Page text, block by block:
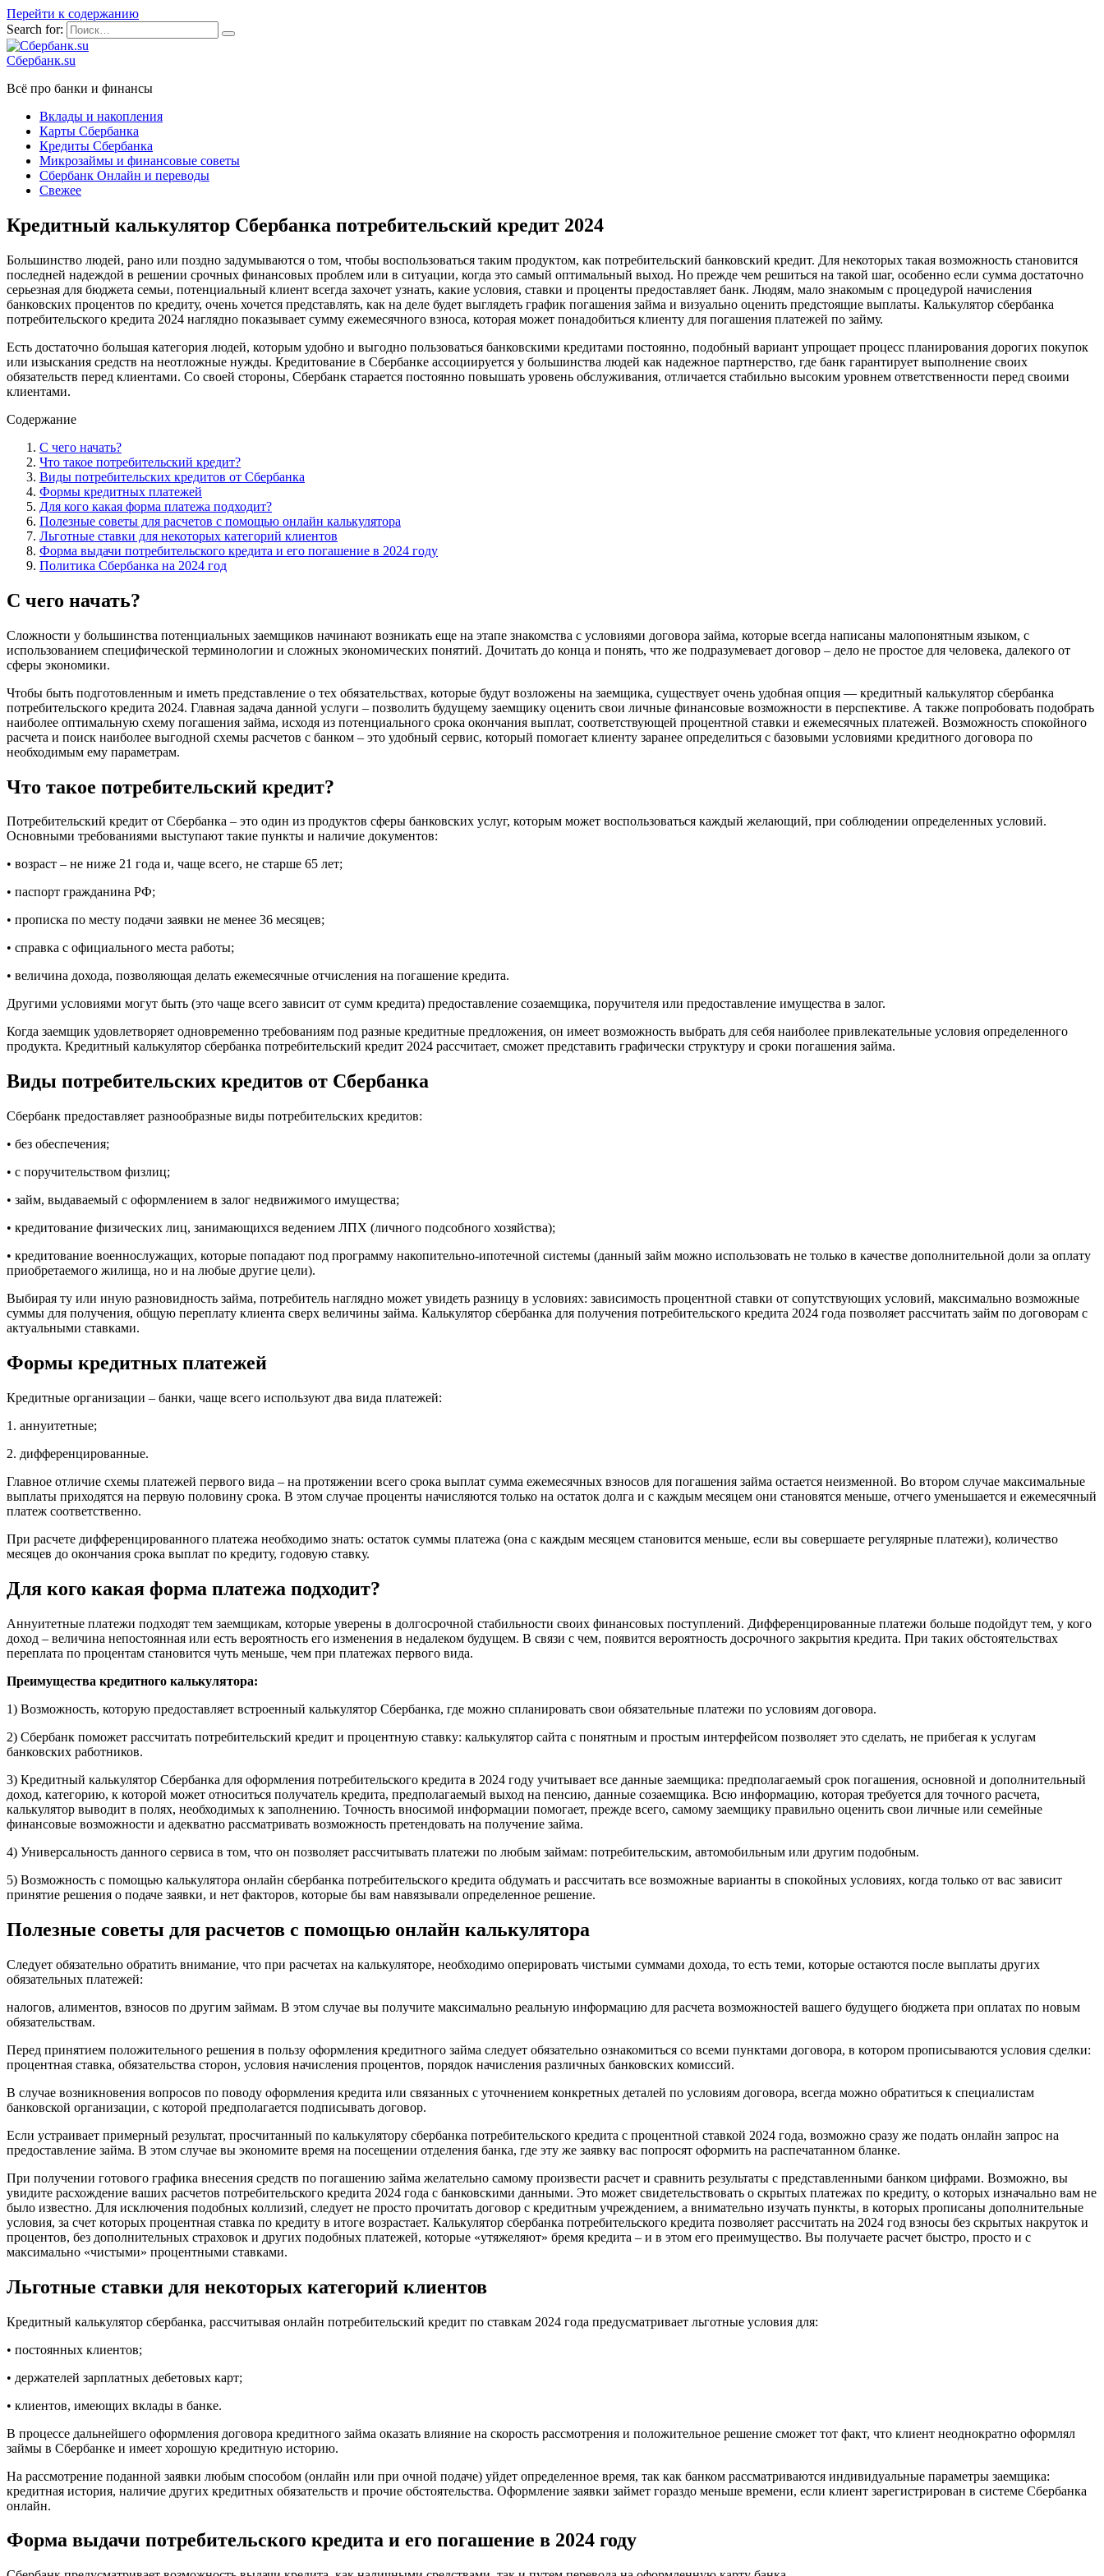
Перейти к содержанию
Search for:
Сбербанк.su
Всё про банки и финансы
Вклады и накопления
Карты Сбербанка
Кредиты Сбербанка
Микрозаймы и финансовые советы
Сбербанк Онлайн и переводы
Свежее
Кредитный калькулятор Сбербанка потребительский кредит 2024
Большинство людей, рано или поздно задумываются о том, чтобы воспользоваться таким продуктом, как потребительский банковский кредит. Для некоторых такая возможность становится
последней надеждой в решении срочных финансовых проблем или в ситуации, когда это самый оптимальный выход. Но прежде чем решиться на такой шаг, особенно если сумма достаточно
серьезная для бюджета семьи, потенциальный клиент всегда захочет узнать, какие условия, ставки и проценты предоставляет банк. Людям, мало знакомым с процедурой начисления
банковских процентов по кредиту, очень хочется представлять, как на деле будет выглядеть график погашения займа и визуально оценить предстоящие выплаты. Калькулятор сбербанка
потребительского кредита 2024 наглядно показывает сумму ежемесячного взноса, которая может понадобиться клиенту для погашения платежей по займу.
Есть достаточно большая категория людей, которым удобно и выгодно пользоваться банковскими кредитами постоянно, подобный вариант упрощает процесс планирования дорогих покупок
или изыскания средств на неотложные нужды. Кредитование в Сбербанке ассоциируется у большинства людей как надежное партнерство, где банк гарантирует выполнение своих
обязательств перед клиентами. Со своей стороны, Сбербанк старается постоянно повышать уровень обслуживания, отличается стабильно высоким уровнем ответственности перед своими
клиентами.
Содержание
С чего начать?
Что такое потребительский кредит?
Виды потребительских кредитов от Сбербанка
Формы кредитных платежей
Для кого какая форма платежа подходит?
Полезные советы для расчетов с помощью онлайн калькулятора
Льготные ставки для некоторых категорий клиентов
Форма выдачи потребительского кредита и его погашение в 2024 году
Политика Сбербанка на 2024 год
С чего начать?
Сложности у большинства потенциальных заемщиков начинают возникать еще на этапе знакомства с условиями договора займа, которые всегда написаны малопонятным языком, с
использованием специфической терминологии и сложных экономических понятий. Дочитать до конца и понять, что же подразумевает договор – дело не простое для человека, далекого от
сферы экономики.
Чтобы быть подготовленным и иметь представление о тех обязательствах, которые будут возложены на заемщика, существует очень удобная опция — кредитный калькулятор сбербанка
потребительского кредита 2024. Главная задача данной услуги – позволить будущему заемщику оценить свои личные финансовые возможности в перспективе. А также попробовать подобрать
наиболее оптимальную схему погашения займа, исходя из потенциального срока окончания выплат, соответствующей процентной ставки и ежемесячных платежей. Возможность спокойного
расчета и поиск наиболее выгодной схемы расчетов с банком – это удобный сервис, который помогает клиенту заранее определиться с базовыми условиями кредитного договора по
необходимым ему параметрам.
Что такое потребительский кредит?
Потребительский кредит от Сбербанка – это один из продуктов сферы банковских услуг, которым может воспользоваться каждый желающий, при соблюдении определенных условий.
Основными требованиями выступают такие пункты и наличие документов:
• возраст – не ниже 21 года и, чаще всего, не старше 65 лет;
• паспорт гражданина РФ;
• прописка по месту подачи заявки не менее 36 месяцев;
• справка с официального места работы;
• величина дохода, позволяющая делать ежемесячные отчисления на погашение кредита.
Другими условиями могут быть (это чаще всего зависит от сумм кредита) предоставление созаемщика, поручителя или предоставление имущества в залог.
Когда заемщик удовлетворяет одновременно требованиям под разные кредитные предложения, он имеет возможность выбрать для себя наиболее привлекательные условия определенного
продукта. Кредитный калькулятор сбербанка потребительский кредит 2024 рассчитает, сможет представить графически структуру и сроки погашения займа.
Виды потребительских кредитов от Сбербанка
Сбербанк предоставляет разнообразные виды потребительских кредитов:
• без обеспечения;
• с поручительством физлиц;
• займ, выдаваемый с оформлением в залог недвижимого имущества;
• кредитование физических лиц, занимающихся ведением ЛПХ (личного подсобного хозяйства);
• кредитование военнослужащих, которые попадают под программу накопительно-ипотечной системы (данный займ можно использовать не только в качестве дополнительной доли за оплату
приобретаемого жилища, но и на любые другие цели).
Выбирая ту или иную разновидность займа, потребитель наглядно может увидеть разницу в условиях: зависимость процентной ставки от сопутствующих условий, максимально возможные
суммы для получения, общую переплату клиента сверх величины займа. Калькулятор сбербанка для получения потребительского кредита 2024 года позволяет рассчитать займ по договорам с
актуальными ставками.
Формы кредитных платежей
Кредитные организации – банки, чаще всего используют два вида платежей:
1. аннуитетные;
2. дифференцированные.
Главное отличие схемы платежей первого вида – на протяжении всего срока выплат сумма ежемесячных взносов для погашения займа остается неизменной. Во втором случае максимальные
выплаты приходятся на первую половину срока. В этом случае проценты начисляются только на остаток долга и с каждым месяцем они становятся меньше, отчего уменьшается и ежемесячный
платеж соответственно.
При расчете дифференцированного платежа необходимо знать: остаток суммы платежа (она с каждым месяцем становится меньше, если вы совершаете регулярные платежи), количество
месяцев до окончания срока выплат по кредиту, годовую ставку.
Для кого какая форма платежа подходит?
Аннуитетные платежи подходят тем заемщикам, которые уверены в долгосрочной стабильности своих финансовых поступлений. Дифференцированные платежи больше подойдут тем, у кого
доход – величина непостоянная или есть вероятность его изменения в недалеком будущем. В связи с чем, появится вероятность досрочного закрытия кредита. При таких обстоятельствах
переплата по процентам становится чуть меньше, чем при платежах первого вида.
Преимущества кредитного калькулятора:
1) Возможность, которую предоставляет встроенный калькулятор Сбербанка, где можно спланировать свои обязательные платежи по условиям договора.
2) Сбербанк поможет рассчитать потребительский кредит и процентную ставку: калькулятор сайта с понятным и простым интерфейсом позволяет это сделать, не прибегая к услугам
банковских работников.
3) Кредитный калькулятор Сбербанка для оформления потребительского кредита в 2024 году учитывает все данные заемщика: предполагаемый срок погашения, основной и дополнительный
доход, категорию, к которой может относиться получатель кредита, предполагаемый выход на пенсию, данные созаемщика. Всю информацию, которая требуется для точного расчета,
калькулятор выводит в полях, необходимых к заполнению. Точность вносимой информации помогает, прежде всего, самому заемщику правильно оценить свои личные или семейные
финансовые возможности и адекватно рассматривать возможность претендовать на получение займа.
4) Универсальность данного сервиса в том, что он позволяет рассчитывать платежи по любым займам: потребительским, автомобильным или другим подобным.
5) Возможность с помощью калькулятора онлайн сбербанка потребительского кредита обдумать и рассчитать все возможные варианты в спокойных условиях, когда только от вас зависит
принятие решения о подаче заявки, и нет факторов, которые бы вам навязывали определенное решение.
Полезные советы для расчетов с помощью онлайн калькулятора
Следует обязательно обратить внимание, что при расчетах на калькуляторе, необходимо оперировать чистыми суммами дохода, то есть теми, которые остаются после выплаты других
обязательных платежей:
налогов, алиментов, взносов по другим займам. В этом случае вы получите максимально реальную информацию для расчета возможностей вашего будущего бюджета при оплатах по новым
обязательствам.
Перед принятием положительного решения в пользу оформления кредитного займа следует обязательно ознакомиться со всеми пунктами договора, в котором прописываются условия сделки:
процентная ставка, обязательства сторон, условия начисления процентов, порядок начисления различных банковских комиссий.
В случае возникновения вопросов по поводу оформления кредита или связанных с уточнением конкретных деталей по условиям договора, всегда можно обратиться к специалистам
банковской организации, с которой предполагается подписывать договор.
Если устраивает примерный результат, просчитанный по калькулятору сбербанка потребительского кредита с процентной ставкой 2024 года, возможно сразу же подать онлайн запрос на
предоставление займа. В этом случае вы экономите время на посещении отделения банка, где эту же заявку вас попросят оформить на распечатанном бланке.
При получении готового графика внесения средств по погашению займа желательно самому произвести расчет и сравнить результаты с представленными банком цифрами. Возможно, вы
увидите расхождение ваших расчетов потребительского кредита 2024 года с банковскими данными. Это может свидетельствовать о скрытых платежах по кредиту, о которых изначально вам не
было известно. Для исключения подобных коллизий, следует не просто прочитать договор с кредитным учреждением, а внимательно изучать пункты, в которых прописаны дополнительные
условия, за счет которых процентная ставка по кредиту в итоге возрастает. Калькулятор сбербанка потребительского кредита позволяет рассчитать на 2024 год взносы без скрытых накруток и
процентов, без дополнительных страховок и других подобных платежей, которые «утяжеляют» бремя кредита – и в этом его преимущество. Вы получаете расчет быстро, просто и с
максимально «чистыми» процентными ставками.
Льготные ставки для некоторых категорий клиентов
Кредитный калькулятор сбербанка, рассчитывая онлайн потребительский кредит по ставкам 2024 года предусматривает льготные условия для:
• постоянных клиентов;
• держателей зарплатных дебетовых карт;
• клиентов, имеющих вклады в банке.
В процессе дальнейшего оформления договора кредитного займа оказать влияние на скорость рассмотрения и положительное решение сможет тот факт, что клиент неоднократно оформлял
займы в Сбербанке и имеет хорошую кредитную историю.
На рассмотрение поданной заявки любым способом (онлайн или при очной подаче) уйдет определенное время, так как банком рассматриваются индивидуальные параметры заемщика:
кредитная история, наличие других кредитных обязательств и прочие обстоятельства. Оформление заявки займет гораздо меньше времени, если клиент зарегистрирован в системе Сбербанка
онлайн.
Форма выдачи потребительского кредита и его погашение в 2024 году